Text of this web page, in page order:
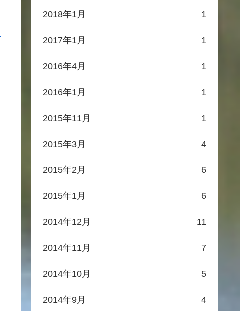
2018年1月 1
2017年1月 1
2016年4月 1
2016年1月 1
2015年11月 1
2015年3月 4
2015年2月 6
2015年1月 6
2014年12月 11
2014年11月 7
2014年10月 5
2014年9月 4